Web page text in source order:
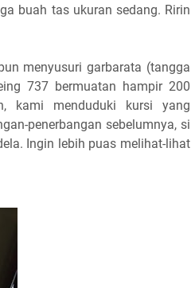
buah tas ukuran sedang. Ririn
menyusuri garbarata (tangga
737 bermuatan hampir 200
kami menduduki kursi yang
penerbangan sebelumnya, si
Ingin lebih puas melihat-lihat